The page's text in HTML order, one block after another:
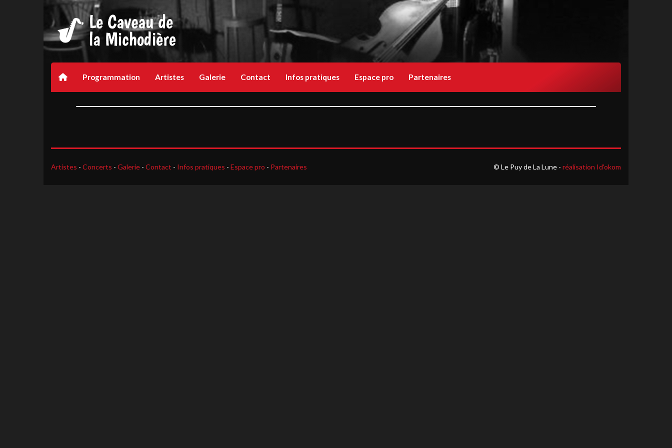
Programmation Artistes Galerie Contact Infos pratiques Espace pro Partenaires
Artistes - Concerts - Galerie - Contact - Infos pratiques - Espace pro - Partenaires © Le Puy de La Lune - réalisation Id'okom